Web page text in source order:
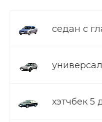
седан с
хэтчбек 5